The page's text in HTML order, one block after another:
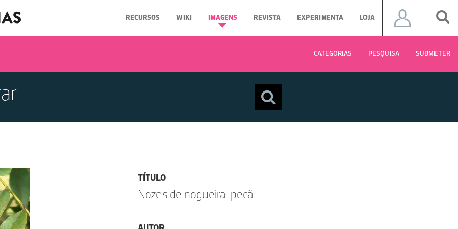
RECURSOS WIKI IMAGENS REVISTA EXPERIMENTA LOJA
CATEGORIAS PESQUISA SUBMETER
TÍTULO
Nozes de nogueira-pecã